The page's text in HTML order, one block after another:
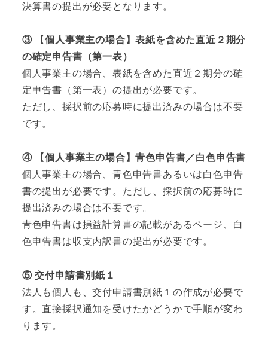
決算書の提出が必要となります。
③ 【個人事業主の場合】表紙を含めた直近２期分
の確定申告書（第一表）
個人事業主の場合、表紙を含めた直近２期分の確
定申告書（第一表）の提出が必要です。
ただし、採択前の応募時に提出済みの場合は不要
です。
④ 【個人事業主の場合】青色申告書／白色申告書
個人事業主の場合、青色申告書あるいは白色申告
書の提出が必要です。ただし、採択前の応募時に
提出済みの場合は不要です。
青色申告書は損益計算書の記載があるページ、白
色申告書は収支内訳書の提出が必要です。
⑤ 交付申請書別紙１
法人も個人も、交付申請書別紙１の作成が必要で
す。直接採択通知を受けたかどうかで手順が変わ
ります。